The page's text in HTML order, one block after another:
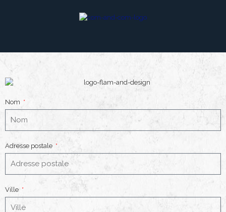
Nom
Adresse postale
Ville